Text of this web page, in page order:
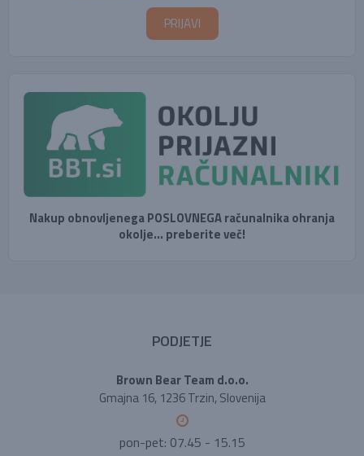
Nakup obnovljenega POSLOVNEGA računalnika ohranja
okolje... preberite več!
PODJETJE
Brown Bear Team d.o.o.
Gmajna 16, 1236 Trzin, Slovenija
pon-pet: 07.45 - 15.15